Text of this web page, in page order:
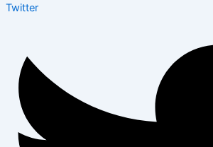
Twitter